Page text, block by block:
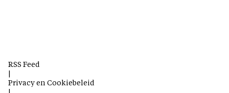
RSS Feed
Privacy en Cookiebeleid